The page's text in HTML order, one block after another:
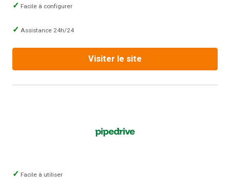
Facile à configurer
Assistance 24h/24
Visiter le site
Facile à utiliser